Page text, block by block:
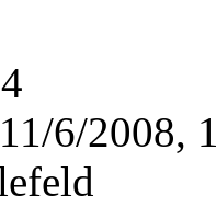
11/6/2008,